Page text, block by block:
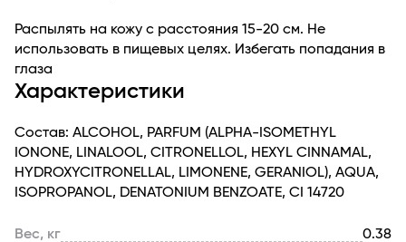
Распылять на кожу с расстояния 15-20 см. Не
использовать в пищевых целях. Избегать попадания в
глаза
Характеристики
Состав: ALCOHOL, PARFUM (ALPHA-ISOMETHYL
IONONE, LINALOOL, CITRONELLOL, HEXYL CINNAMAL,
HYDROXYCITRONELLAL, LIMONENE, GERANIOL), AQUA,
ISOPROPANOL, DENATONIUM BENZOATE, CI 14720
Вес, кг
0.38